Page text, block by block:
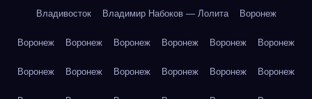
Владивосток Владимир Набоков — Лолита Воронеж
Воронеж Воронеж Воронеж Воронеж Воронеж Воронеж
Воронеж Воронеж Воронеж Воронеж Воронеж Воронеж